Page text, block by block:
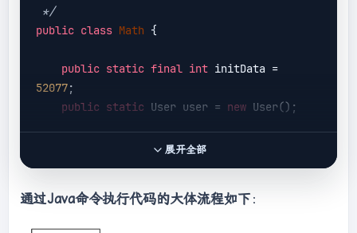
*/
public class Math {
public static final int
52077;
public static User user = new User();
compute() {//一个方法对应一块栈
int b = 77;
展开全部
通过Java命令执行代码的大体流程如下 ：